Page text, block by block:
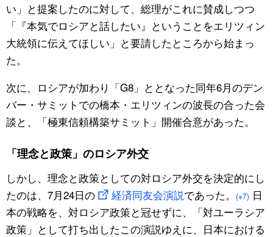
い」と提案したのに対して、総理がこれに賛成しつつ
「『本気でロシアと話したい』ということをエリツィン
大統領に伝えてほしい」と要請したところから始まっ
た。
次に、ロシアが加わり「G8」ととなった同年6月のデン
バー・サミットでの橋本・エリツィンの波長の合った会
談と、「極東信頼構築サミット」開催合意があった。
「理念と政策」のロシア外交
しかし、理念と政策としての対ロシア外交を決定的にし
たのは、7月24日の
経済同友会演説であった。 (※7) 日
本の戦略を、対ロシア政策と冠せずに、「対ユーラシア
政策」として打ち出したこの演説ゆえに、日本における